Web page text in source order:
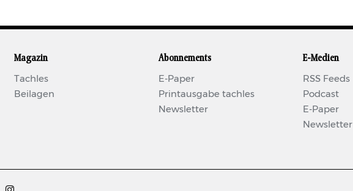
Magazin
Tachles
Beilagen
Abonnements
E-Paper
Printausgabe tachles
Newsletter
E-Medien
RSS Feeds
Podcast
E-Paper
Newsletter